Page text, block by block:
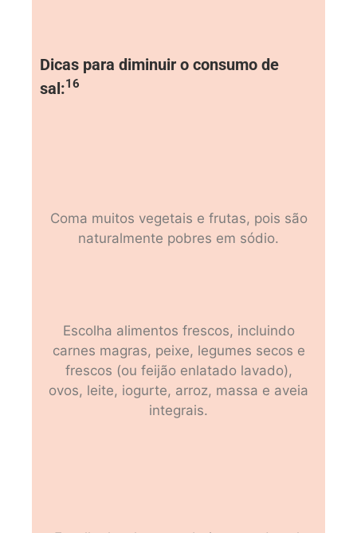
Dicas para diminuir o consumo de
sal:16
Coma muitos vegetais e frutas, pois são
naturalmente pobres em sódio.
Escolha alimentos frescos, incluindo
carnes magras, peixe, legumes secos e
frescos (ou feijão enlatado lavado),
ovos, leite, iogurte, arroz, massa e aveia
integrais.